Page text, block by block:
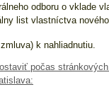
odboru o vklade
list vlastníctva
k nahliadnutiu.
počas